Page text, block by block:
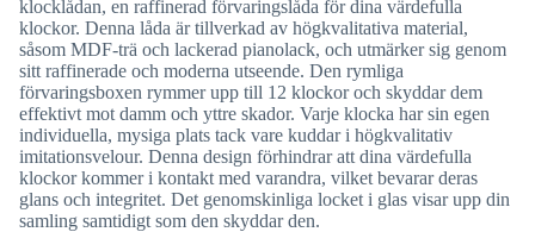
klocklådan, en raffinerad förvaringslåda för dina värdefulla
klockor. Denna låda är tillverkad av högkvalitativa material,
såsom MDF-trä och lackerad pianolack, och utmärker sig genom
sitt raffinerade och moderna utseende. Den rymliga
förvaringsboxen rymmer upp till 12 klockor och skyddar dem
effektivt mot damm och yttre skador. Varje klocka har sin egen
individuella, mysiga plats tack vare kuddar i högkvalitativ
imitationsvelour. Denna design förhindrar att dina värdefulla
klockor kommer i kontakt med varandra, vilket bevarar deras
glans och integritet. Det genomskinliga locket i glas visar upp din
samling samtidigt som den skyddar den.